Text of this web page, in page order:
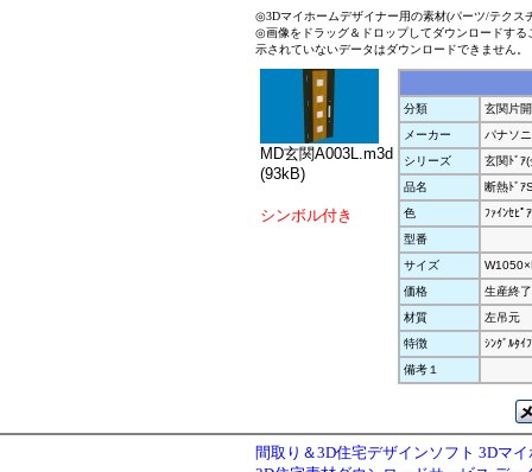
◎3Dマイホームデザイナー用の素材(パーツ/テクス
◎画像をドラッグ＆ドロップしてダウンロードす
示されていないデータはダウンロードできません。
MD玄関A003L.m3d
(93kB)
シンボル付き
分類
玄関片
メーカー
パナソ
シリーズ
玄関ﾄﾞｱ(
品名
断熱ﾄﾞｱ
色
ﾌｧｲﾝｾﾋﾟ
型番
サイズ
価格
生産終了
材質
左吊元
特徴
ｼﾝｸﾞﾙﾀｲ
備考１
間取り＆3D住宅デザインソフト 3Dマ